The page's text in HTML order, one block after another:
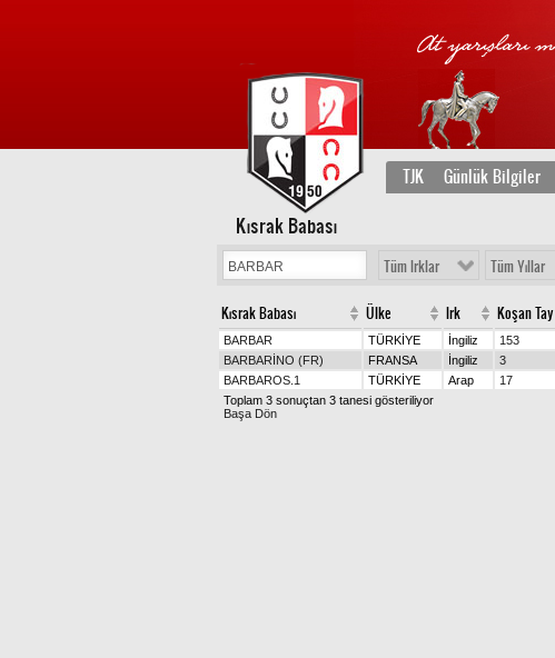
TJK Günlük Bilgiler
Kısrak Babası
Tüm Irklar Tüm Yıllar
Kısrak Babası Ülke Irk Koşan Tay
BARBAR TÜRKİYE İngiliz 153
BARBARİNO (FR)
FRANSA İngiliz 3
BARBAROS.1
TÜRKİYE Arap 17
Toplam 3 sonuçtan 3 tanesi gösteriliyor
Başa Dön